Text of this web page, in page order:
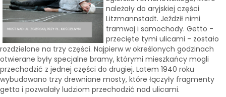
należały do aryjskiej części
Litzmannstadt. Jeździł nimi
tramwaj i samochody. Getto -
przecięte tymi ulicami - zostało
rozdzielone na trzy części. Najpierw w określonych godzinach
otwierane były specjalne bramy, którymi mieszkańcy mogli
przechodzić z jednej części do drugiej. Latem 1940 roku
wybudowano trzy drewniane mosty, które łączyły fragmenty
getta i pozwalały ludziom przechodzić nad ulicami.